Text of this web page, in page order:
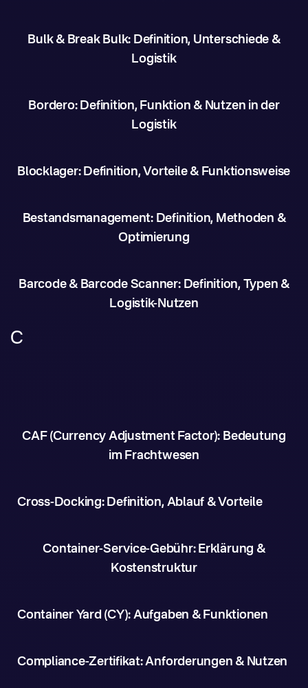
Bulk & Break Bulk: Definition, Unterschiede &
Logistik
Bordero: Definition, Funktion & Nutzen in der
Logistik
Blocklager: Definition, Vorteile & Funktionsweise
Bestandsmanagement: Definition, Methoden &
Optimierung
Barcode & Barcode Scanner: Definition, Typen &
Logistik-Nutzen
C
CAF (Currency Adjustment Factor): Bedeutung
im Frachtwesen
Cross-Docking: Definition, Ablauf & Vorteile
Container-Service-Gebühr: Erklärung &
Kostenstruktur
Container Yard (CY): Aufgaben & Funktionen
Compliance-Zertifikat: Anforderungen & Nutzen